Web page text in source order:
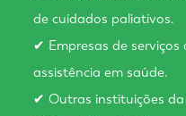
de cuidados paliativos.
✔ Empresas de serviços
assistência em saúde.
✔ Outras instituições da